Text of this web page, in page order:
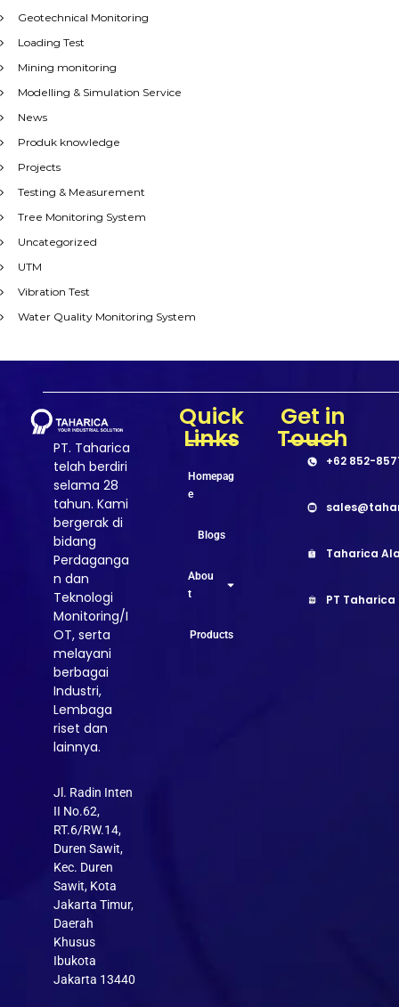
Geotechnical Monitoring
Loading Test
Mining monitoring
Modelling & Simulation Service
News
Produk knowledge
Projects
Testing & Measurement
Tree Monitoring System
Uncategorized
UTM
Vibration Test
Water Quality Monitoring System
PT. Taharica
telah berdiri
selama 28
tahun. Kami
bergerak di
bidang
Perdaganga
n dan
Teknologi
Monitoring/I
OT, serta
melayani
berbagai
Industri,
Lembaga
riset dan
lainnya.
Jl. Radin Inten
II No.62,
RT.6/RW.14,
Duren Sawit,
Kec. Duren
Sawit, Kota
Jakarta Timur,
Daerah
Khusus
Ibukota
Jakarta 13440
Quick
Links
Homepag
e
Blogs
Abou
t
Products
Get in
Touch
+62 852-
Taharica
PT Taharica